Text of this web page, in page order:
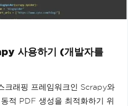
사용하기 (개발자를
크래핑 프레임워크인 Scrapy와
적 PDF 생성을 최적화하기 위